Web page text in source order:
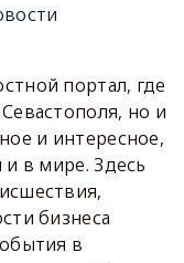
портал, где
но и
и интересное,
в мире. Здесь
бизнеса
в